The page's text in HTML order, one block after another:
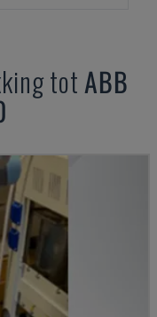
totABB